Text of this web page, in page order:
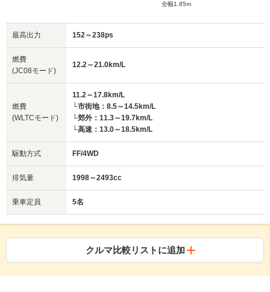
全幅1.85m
最高出力 152～238ps
燃費
(JC08モード)
12.2～21.0km/L
燃費
(WLTCモード)
11.2～17.8km/L
└市街地：8.5～14.5km/L
└郊外：11.3～19.7km/L
└高速：13.0～18.5km/L
駆動方式 FF/4WD
排気量 1998～2493cc
乗車定員 5名
クルマ比較リストに追加